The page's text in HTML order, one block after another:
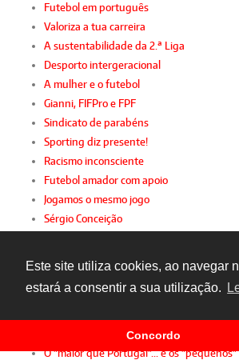
Este site utiliza cookies, ao navegar
estará a consentir a sua utilização.
Concordo
Futebol em português
Valoriza a tua carreira
A sustentabilidade da 2.ª Liga
Desporto intergeracional
A mulher e o futebol
Gianni, FIFPro e FPF
Sindicato de parabéns
Sporting diz presente!
Racismo inconsciente
Futebol amador com apoio
Jogamos o mesmo jogo
Sérgio Conceição
O lado negro da FIFA
TAD: justiça para ricos
O "maior que Portugal"... e os "pequenos"